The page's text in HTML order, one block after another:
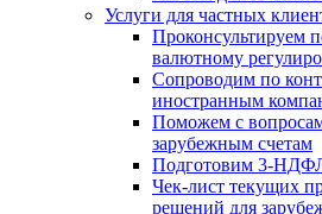
Услуги для частных
Проконсультируем
валютному
Сопроводим по
иностранным
Поможем с
зарубежным счетам
Подготовим 3-
Чек-лист текущих
решений для